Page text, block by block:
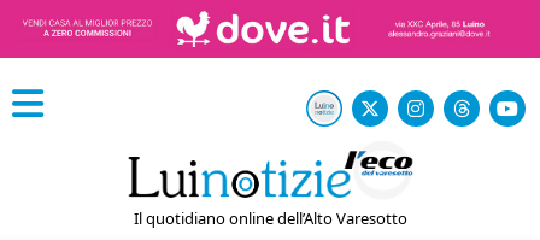
Il quotidiano online dell’Alto Varesotto